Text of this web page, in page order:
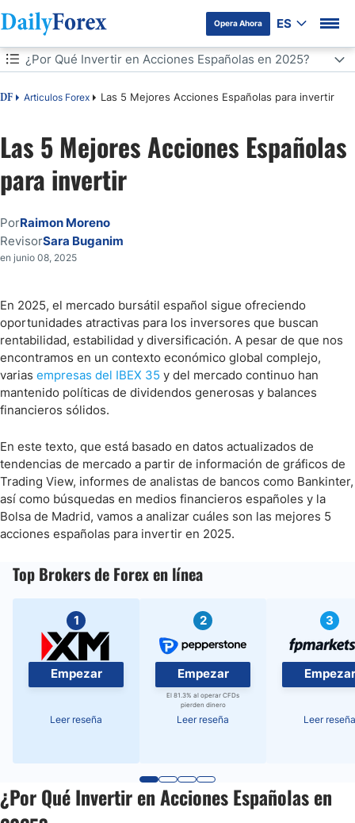
Opera Ahora ES
Tabla de contenidos
DF Articulos Forex Las 5 Mejores Acciones Españolas para invertir
¿Por Qué Invertir en Acciones Españolas en 2025?
¿Por Qué Invertir en Acciones Españolas en 2025?
Consejos para Invertir en Acciones Españolas en 2025
Las 5 Mejores Acciones Españolas
para invertir
PorRaimon Moreno
RevisorSara Buganim
en junio 08, 2025
En 2025, el mercado bursátil español sigue ofreciendo
oportunidades atractivas para los inversores que buscan
rentabilidad, estabilidad y diversificación. A pesar de que nos
encontramos en un contexto económico global complejo,
varias empresas del IBEX 35 y del mercado continuo han
mantenido políticas de dividendos generosas y balances
financieros sólidos.
En este texto, que está basado en datos actualizados de
tendencias de mercado a partir de información de gráficos de
Trading View, informes de analistas de bancos como Bankinter,
así como búsquedas en medios financieros españoles y la
Bolsa de Madrid, vamos a analizar cuáles son las mejores 5
acciones españolas para invertir en 2025.
Top Brokers de Forex en línea
1
Empezar
Leer reseña
2
Empezar
El 81.3% al operar CFDs
pierden dinero
Leer reseña
3
Empezar
Leer reseña
¿Por Qué Invertir en Acciones Españolas en